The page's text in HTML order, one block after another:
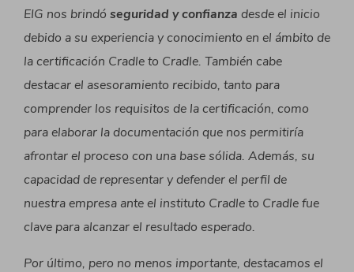
EIG nos brindó seguridad y confianza desde el inicio
debido a su experiencia y conocimiento en el ámbito de
la certificación Cradle to Cradle. También cabe
destacar el asesoramiento recibido, tanto para
comprender los requisitos de la certificación, como
para elaborar la documentación que nos permitiría
afrontar el proceso con una base sólida. Además, su
capacidad de representar y defender el perfil de
nuestra empresa ante el instituto Cradle to Cradle fue
clave para alcanzar el resultado esperado.
Por último, pero no menos importante, destacamos el